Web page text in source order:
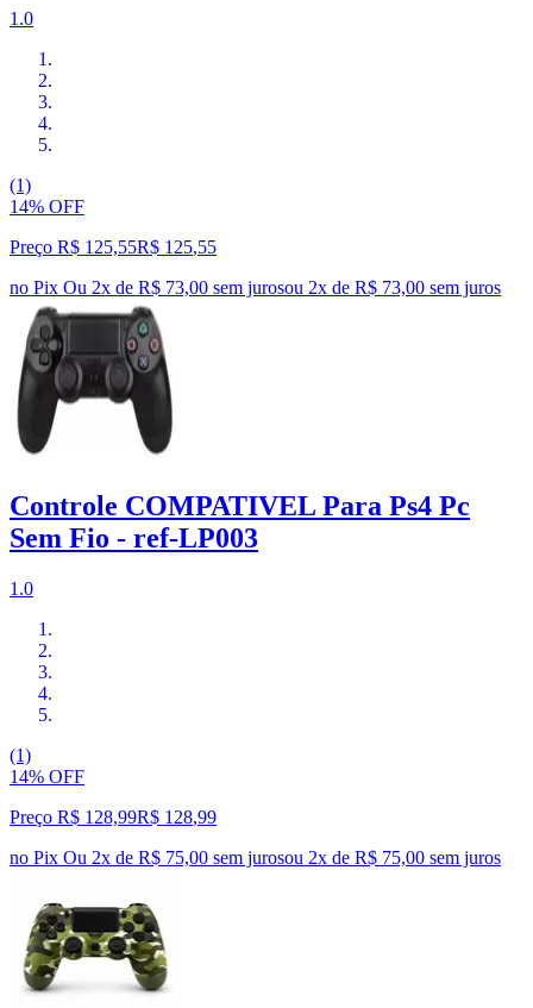
1.0
(1)
14% OFF
Preço R$ 125,55R$ 125,55
no Pix Ou 2x de R$ 73,00 sem jurosou 2x de R$ 73,00 sem juros
Controle COMPATIVEL Para Ps4 Pc
Sem Fio - ref-LP003
1.0
(1)
14% OFF
Preço R$ 128,99R$ 128,99
no Pix Ou 2x de R$ 75,00 sem jurosou 2x de R$ 75,00 sem juros